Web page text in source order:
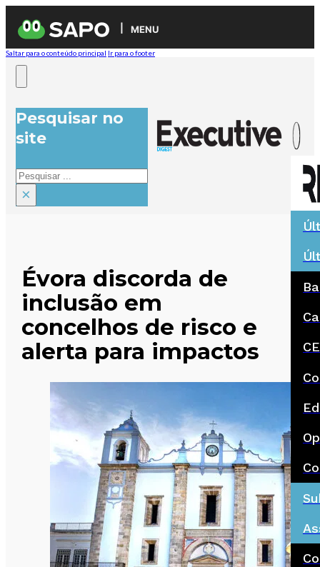
MENU
Saltar para o conteúdo principal Ir para o footer
Pesquisar no
site
Pesquisar
×
Évora discorda de
inclusão em
concelhos de risco e
alerta para impactos